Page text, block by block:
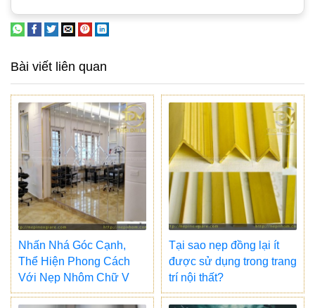
Bài viết liên quan
Nhấn Nhá Góc Cạnh,
Thể Hiện Phong Cách
Với Nẹp Nhôm Chữ V
Tại sao nẹp đồng lại ít
được sử dụng trong trang
trí nội thất?